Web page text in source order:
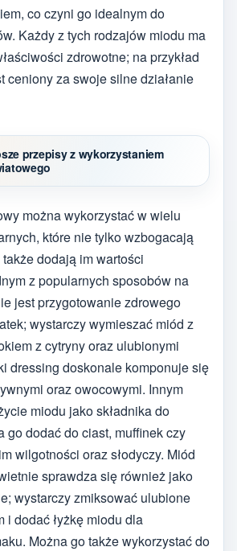
co czyni go idealnym do
Każdy z tych rodzajów miodu ma
zdrowotne; na przykład
ceniony za swoje silne działanie
przepisy z wykorzystaniem
można wykorzystać w wielu
które nie tylko wzbogacają
dodają im wartości
z popularnych sposobów na
jest przygotowanie zdrowego
wystarczy wymieszać miód z
z cytryny oraz ulubionymi
dressing doskonale komponuje się
oraz owocowymi. Innym
miodu jako składnika do
go dodać do ciast, muffinek czy
wilgotności oraz słodyczy. Miód
sprawdza się również jako
wystarczy zmiksować ulubione
i dodać łyżkę miodu dla
Można go także wykorzystać do